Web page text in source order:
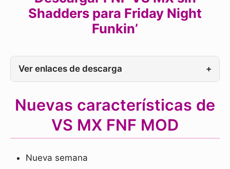
Shadders para Friday Night
Funkin’
Ver enlaces de descarga +
Nuevas características de
VS MX FNF MOD
Nueva semana